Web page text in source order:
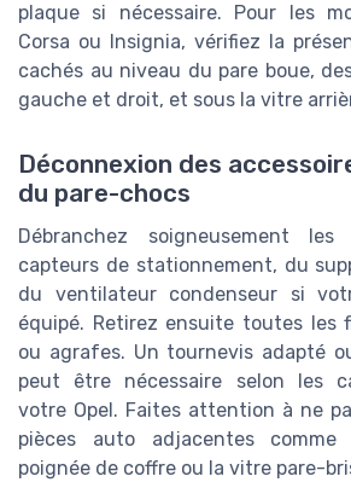
plaque si nécessaire. Pour les
Corsa ou Insignia, vérifiez la
cachés au niveau du pare boue,
gauche et droit, et sous la vitre
Déconnexion des
du pare-chocs
Débranchez soigneusement
capteurs de stationnement, du
du ventilateur condenseur si
équipé. Retirez ensuite toutes les
ou agrafes. Un tournevis adapté
peut être nécessaire selon les
votre Opel. Faites attention à ne
pièces auto adjacentes
poignée de coffre ou la vitre pare-